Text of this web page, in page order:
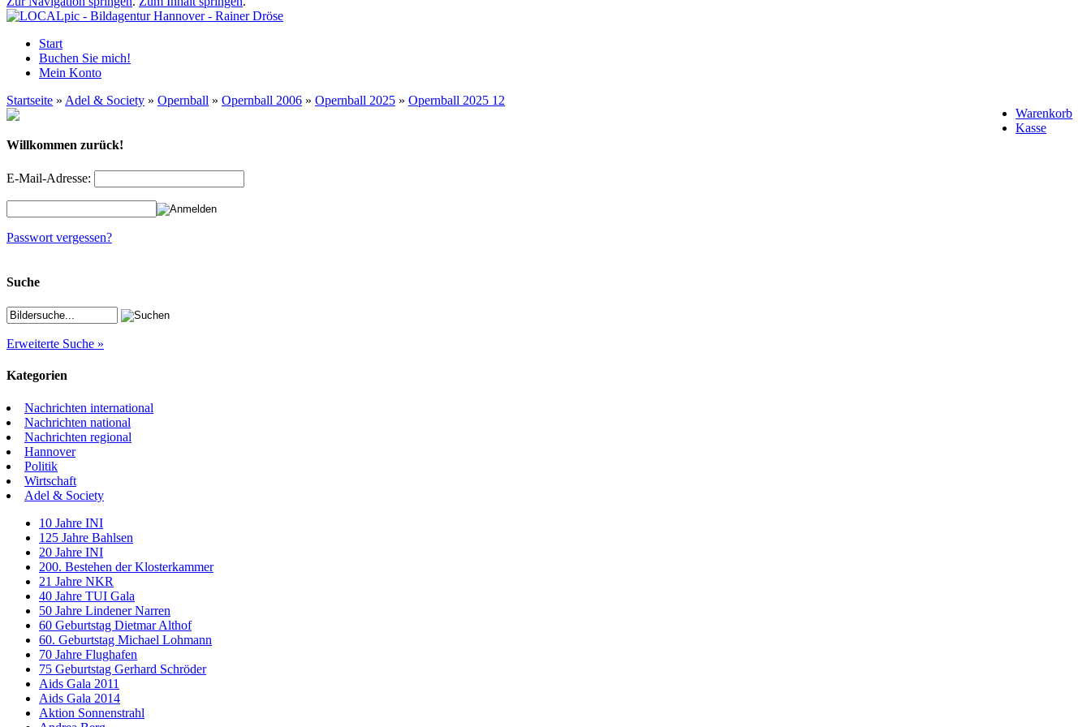
Start
Buchen Sie mich!
Mein Konto
Warenkorb
Kasse
Startseite » Adel & Society » Opernball » Opernball 2006 » Opernball 2025 » Opernball 2025 12
Willkommen zurück!
E-Mail-Adresse:
Passwort vergessen?
Suche
Erweiterte Suche »
Kategorien
Nachrichten international
Nachrichten national
Nachrichten regional
Hannover
Politik
Wirtschaft
Adel & Society
10 Jahre INI
125 Jahre Bahlsen
20 Jahre INI
200. Bestehen der Klosterkammer
21 Jahre NKR
40 Jahre TUI Gala
50 Jahre Lindener Narren
60 Geburtstag Dietmar Althof
60. Geburtstag Michael Lohmann
70 Jahre Flughafen
75 Geburtstag Gerhard Schröder
Aids Gala 2011
Aids Gala 2014
Aktion Sonnenstrahl